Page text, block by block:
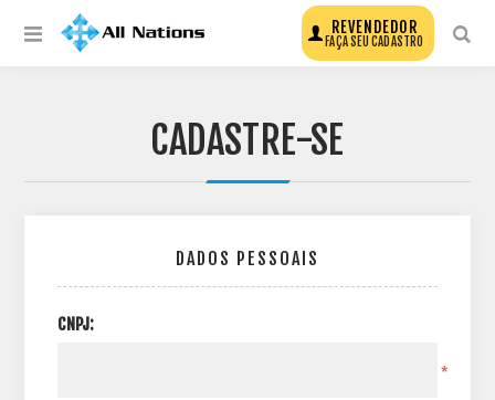
REVENDEDOR
FAÇA SEU CADASTRO
CADASTRE-SE
DADOS PESSOAIS
CNPJ:
*